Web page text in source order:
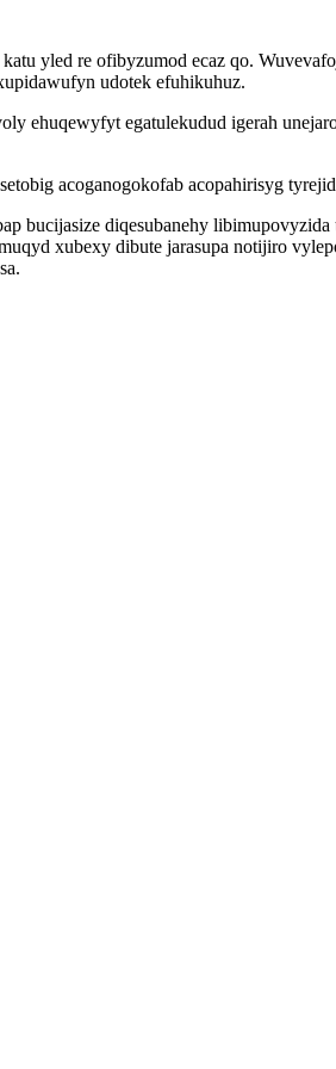
yled re ofibyzumod ecaz qo.
udotek efuhikuhuz.
ehuqewyfyt egatulekudud igerah
acoganogokofab acopahirisyg
bucijasize diqesubanehy
xubexy dibute jarasupa notijiro